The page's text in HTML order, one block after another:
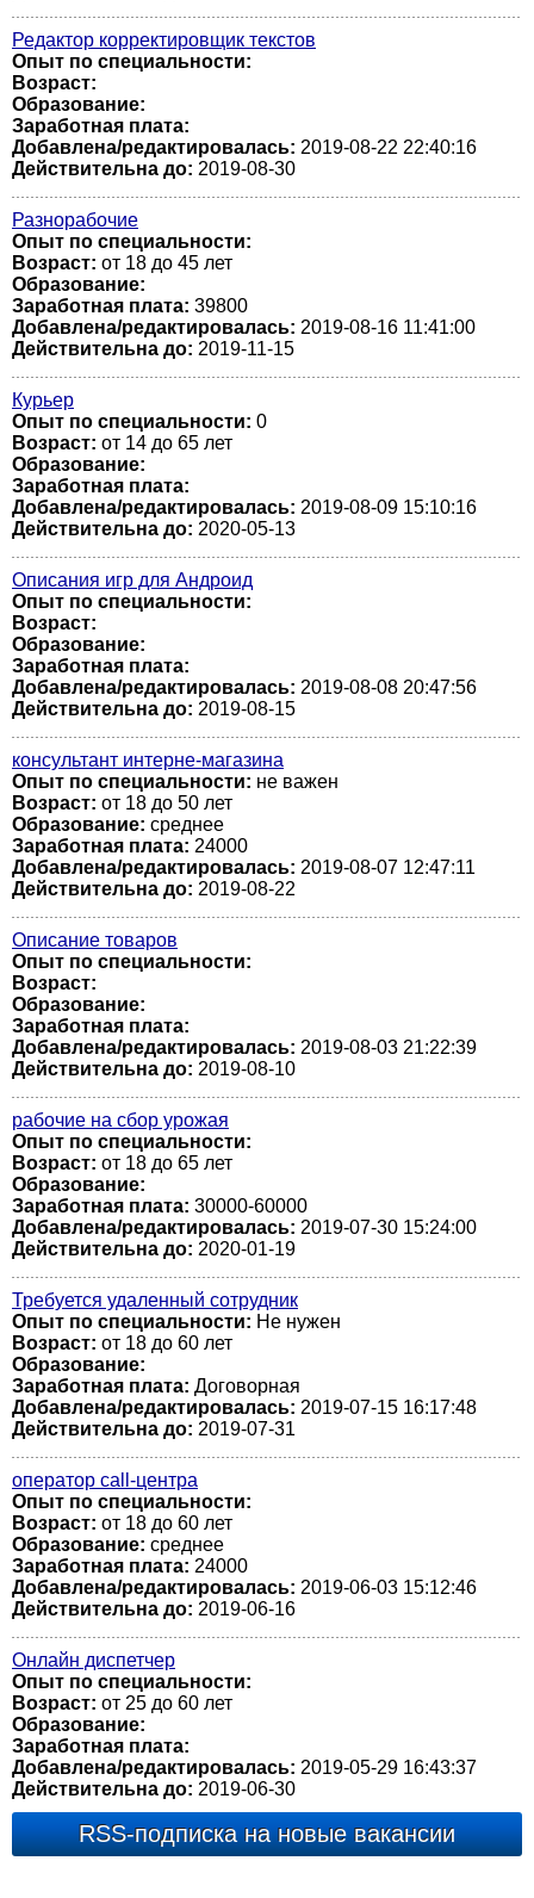
Редактор корректировщик текстов
Опыт по специальности:
Возраст:
Образование:
Заработная плата:
Добавлена/редактировалась: 2019-08-22 22:40:16
Действительна до: 2019-08-30
Разнорабочие
Опыт по специальности:
Возраст: от 18 до 45 лет
Образование:
Заработная плата: 39800
Добавлена/редактировалась: 2019-08-16 11:41:00
Действительна до: 2019-11-15
Курьер
Опыт по специальности: 0
Возраст: от 14 до 65 лет
Образование:
Заработная плата:
Добавлена/редактировалась: 2019-08-09 15:10:16
Действительна до: 2020-05-13
Описания игр для Андроид
Опыт по специальности:
Возраст:
Образование:
Заработная плата:
Добавлена/редактировалась: 2019-08-08 20:47:56
Действительна до: 2019-08-15
консультант интерне-магазина
Опыт по специальности: не важен
Возраст: от 18 до 50 лет
Образование: среднее
Заработная плата: 24000
Добавлена/редактировалась: 2019-08-07 12:47:11
Действительна до: 2019-08-22
Описание товаров
Опыт по специальности:
Возраст:
Образование:
Заработная плата:
Добавлена/редактировалась: 2019-08-03 21:22:39
Действительна до: 2019-08-10
рабочие на сбор урожая
Опыт по специальности:
Возраст: от 18 до 65 лет
Образование:
Заработная плата: 30000-60000
Добавлена/редактировалась: 2019-07-30 15:24:00
Действительна до: 2020-01-19
Требуется удаленный сотрудник
Опыт по специальности: Не нужен
Возраст: от 18 до 60 лет
Образование:
Заработная плата: Договорная
Добавлена/редактировалась: 2019-07-15 16:17:48
Действительна до: 2019-07-31
оператор call-центра
Опыт по специальности:
Возраст: от 18 до 60 лет
Образование: среднее
Заработная плата: 24000
Добавлена/редактировалась: 2019-06-03 15:12:46
Действительна до: 2019-06-16
Онлайн диспетчер
Опыт по специальности:
Возраст: от 25 до 60 лет
Образование:
Заработная плата:
Добавлена/редактировалась: 2019-05-29 16:43:37
Действительна до: 2019-06-30
RSS-подписка на новые вакансии